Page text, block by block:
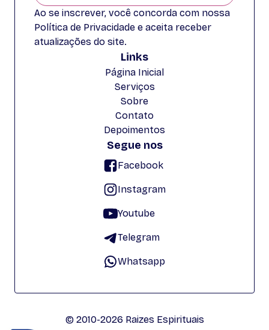
Ao se inscrever, você concorda com nossa
Política de Privacidade e aceita receber
atualizações do site.
Links
Página Inicial
Serviços
Sobre
Contato
Depoimentos
Segue nos
Facebook
Instagram
Youtube
Telegram
Whatsapp
© 2010-2026 Raizes Espirituais